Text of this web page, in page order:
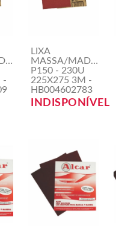
-
LIXA
MASSA/MADEIRA
P150 - 230U
225X275 3M -
HB004602783
INDISPONÍVEL